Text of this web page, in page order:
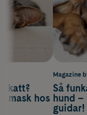
katt?
mask hos
Magazine
Så
hund –
guidar!